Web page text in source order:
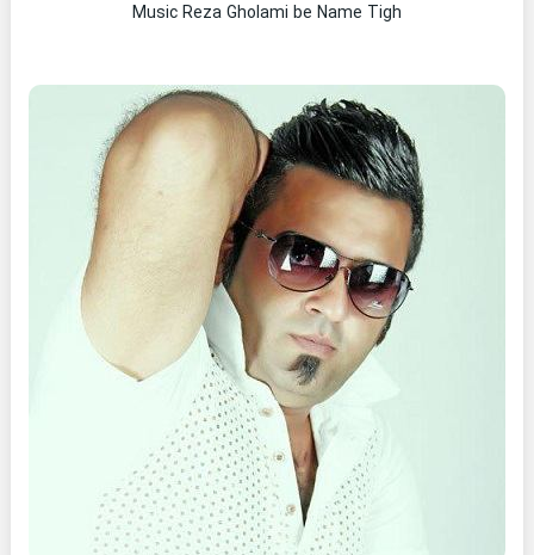
Music Reza Gholami be Name Tigh